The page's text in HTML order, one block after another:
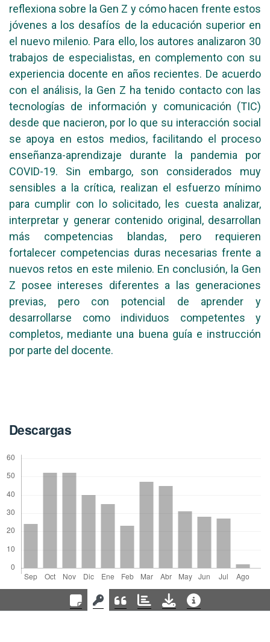
reflexiona sobre la Gen Z y cómo hacen frente estos
jóvenes a los desafíos de la educación superior en
el nuevo milenio. Para ello, los autores analizaron 30
trabajos de especialistas, en complemento con su
experiencia docente en años recientes. De acuerdo
con el análisis, la Gen Z ha tenido contacto con las
tecnologías de información y comunicación (TIC)
desde que nacieron, por lo que su interacción social
se apoya en estos medios, facilitando el proceso
enseñanza-aprendizaje durante la pandemia por
COVID-19. Sin embargo, son considerados muy
sensibles a la crítica, realizan el esfuerzo mínimo
para cumplir con lo solicitado, les cuesta analizar,
interpretar y generar contenido original, desarrollan
más competencias blandas, pero requieren
fortalecer competencias duras necesarias frente a
nuevos retos en este milenio. En conclusión, la Gen
Z posee intereses diferentes a las generaciones
previas, pero con potencial de aprender y
desarrollarse como individuos competentes y
completos, mediante una buena guía e instrucción
por parte del docente.
Descargas